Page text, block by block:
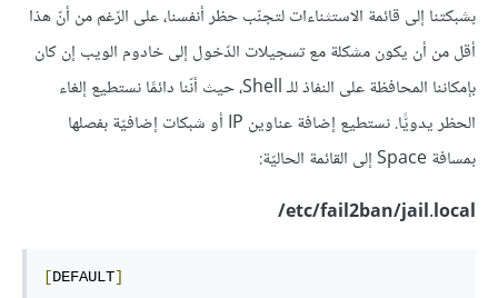
بشبكتنا إلى قائمة الاستثناءات لتجنّب حظر أنفسنا، على الرّغم من أنّ هذا
أقل من أن يكون مشكلة مع تسجيلات الدّخول إلى خادوم الويب إن كان
بإمكاننا المحافظة على النفاذ للـ Shell، حيث أنّنا دائمًا نستطيع إلغاء
الحظر يدويًّا. نستطيع إضافة عناوين IP أو شبكات إضافيّة بفصلها
بمسافة Space إلى القائمة الحاليّة:
etc/fail2ban/jail.local/
[DEFAULT]